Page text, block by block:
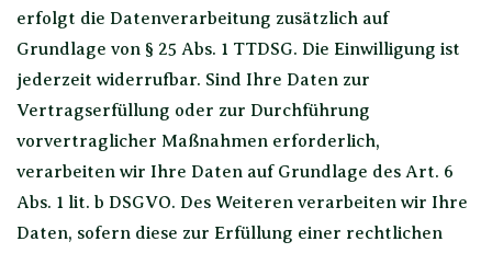
erfolgt die Datenverarbeitung zusätzlich auf
Grundlage von § 25 Abs. 1 TTDSG. Die Einwilligung ist
jederzeit widerrufbar. Sind Ihre Daten zur
Vertragserfüllung oder zur Durchführung
vorvertraglicher Maßnahmen erforderlich,
verarbeiten wir Ihre Daten auf Grundlage des Art. 6
Abs. 1 lit. b DSGVO. Des Weiteren verarbeiten wir Ihre
Daten, sofern diese zur Erfüllung einer rechtlichen